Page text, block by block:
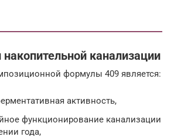
канализации
формулы 409 является:
активность,
функционирование канализации
года,